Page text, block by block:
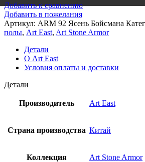
Добавить к сравнению
Добавить в пожелания
Артикул: ARM 92 Ясень Бойсмана
полы, Art East, Art Stone Armor
Детали
О Art East
Условия оплаты и доставки
Детали
Производитель Art East
Страна производства Китай
Коллекция Art Stone Armor